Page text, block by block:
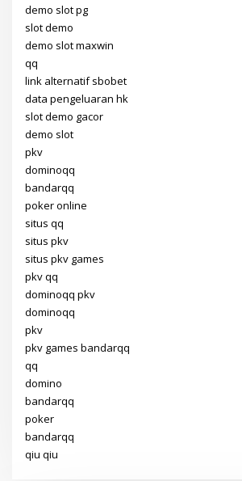
demo slot pg
slot demo
demo slot maxwin
qq
link alternatif sbobet
data pengeluaran hk
slot demo gacor
demo slot
pkv
dominoqq
bandarqq
poker online
situs qq
situs pkv
situs pkv games
pkv qq
dominoqq pkv
dominoqq
pkv
pkv games bandarqq
qq
domino
bandarqq
poker
bandarqq
qiu qiu